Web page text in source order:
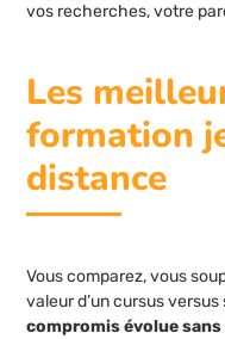
vos recherches, votre
Les
formation
distance
Vous comparez, vous
valeur d’un cursus versus
compromis évolue sans